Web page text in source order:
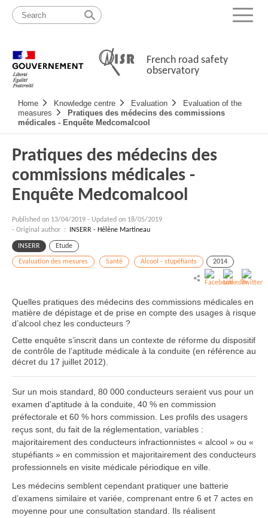
content
map
Menu
French road safety
observatory
Navigation
principale
Home Knowledge centre Evaluation
Evaluation of the
measures
Pratiques des médecins des commissions
médicales - Enquête Medcomalcool
Pratiques des médecins des
commissions médicales -
Enquête Medcomalcool
Published on 13/04/2019 - Updated on 18/05/2019
- Original author :
INSERR - Hélène Martineau
INSERR Etude
Evaluation des mesures Santé Alcool - stupéfiants 2014
Quelles pratiques des médecins des commissions médicales en
matière de dépistage et de prise en compte des usages à risque
d’alcool chez les conducteurs ?
Cette enquête s’inscrit dans un contexte de réforme du dispositif
de contrôle de l’aptitude médicale à la conduite (en référence au
décret du 17 juillet 2012).
Sur un mois standard, 80 000 conducteurs seraient vus pour un
examen d’aptitude à la conduite, 40 % en commission
préfectorale et 60 % hors commission. Les profils des usagers
reçus sont, du fait de la réglementation, variables :
majoritairement des conducteurs infractionnistes « alcool » ou «
stupéfiants » en commission et majoritairement des conducteurs
professionnels en visite médicale périodique en ville.
Les médecins semblent cependant pratiquer une batterie
d’examens similaire et variée, comprenant entre 6 et 7 actes en
moyenne pour une consultation standard. Ils réalisent